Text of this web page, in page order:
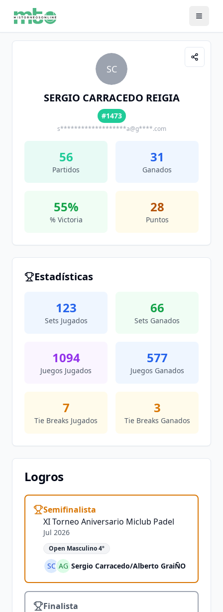
SC
SERGIO CARRACEDO REIGIA
#1473
s*******************a@g****.com
56
Partidos
31
Ganados
55%
% Victoria
28
Puntos
Estadísticas
123
Sets Jugados
66
Sets Ganados
1094
Juegos Jugados
577
Juegos Ganados
7
Tie Breaks Jugados
3
Tie Breaks Ganados
Logros
Semifinalista
XI Torneo Aniversario Miclub Padel
Jul 2026
Open Masculino 4º
SC AG Sergio Carracedo/Alberto GraiÑO
Finalista